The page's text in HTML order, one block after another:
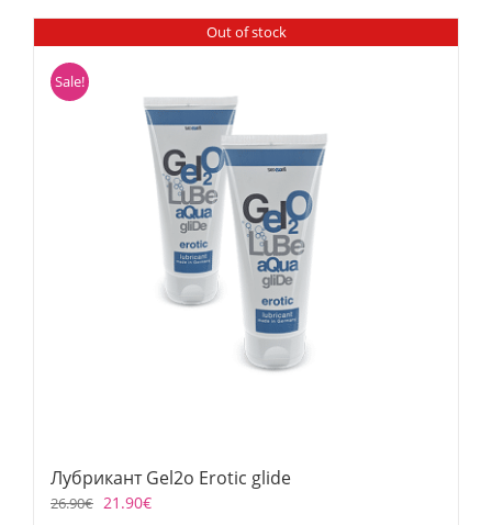
Out of stock
Sale!
Лубрикант Gel2o Erotic glide
26.90€ 21.90€